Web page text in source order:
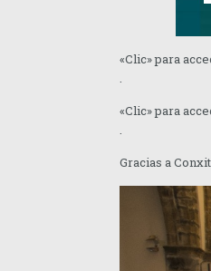
«Clic» para
.
«Clic» para
.
Gracias a